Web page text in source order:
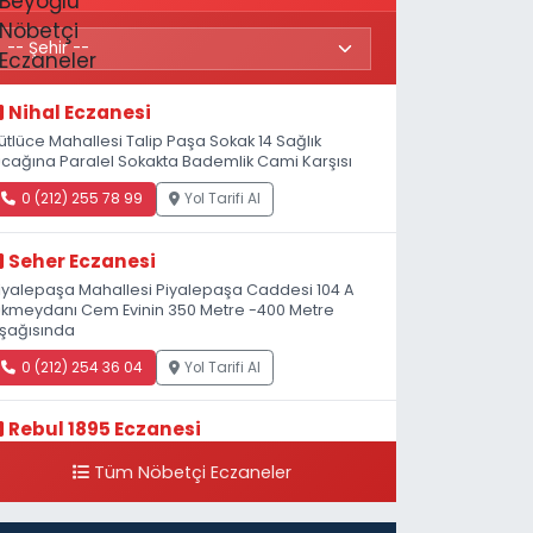
Nihal Eczanesi
Mahallesi Talip Paşa Sokak 14 Sağlık
Paralel Sokakta Bademlik Cami Karşısı
0 (212) 255 78 99 Yol Tarifi Al
Seher Eczanesi
Mahallesi Piyalepaşa Caddesi 104 A
Cem Evinin 350 Metre -400 Metre
0 (212) 254 36 04 Yol Tarifi Al
Rebul 1895 Eczanesi
Sokak, 3B Akbank Sanat karşısı, Fransız
Çaprazı
Tüm Nöbetçi Eczaneler